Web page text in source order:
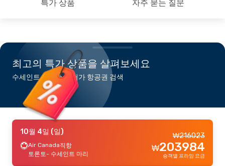
특가 상품 자주 묻는 질문
최고의 특가 상품을 살펴보세요
수세인트 마리행 최저가 항공권 검색
10월 4일 (일)
Air Canada직항
토론토- 수세인트 마리
216023
₩
203984
₩
승객별 프라임 요금